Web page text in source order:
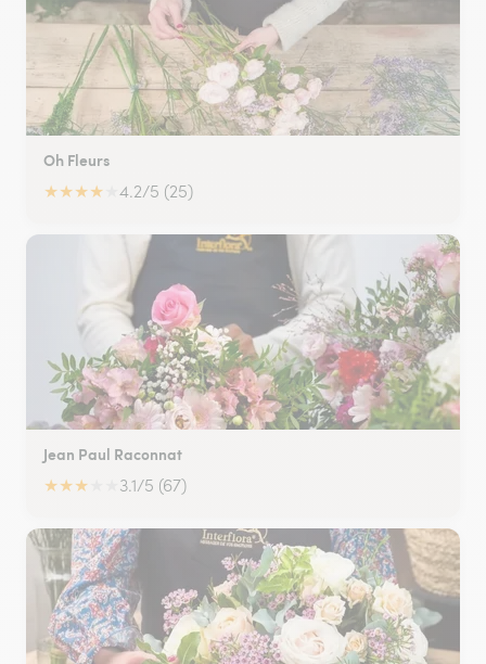
Oh Fleurs
★★★★ 4.2/5 (25)
Jean Paul Raconnat
★★★ 3.1/5 (67)